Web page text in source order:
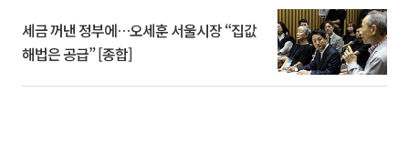
세금 꺼낸 정부에…오세훈 서울시장 “집값
해법은 공급” [종합]